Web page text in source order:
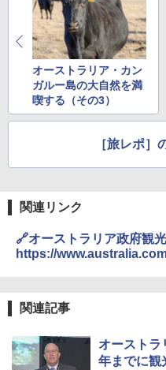
￥3,680
-08EX カ
レーム
￥14,800
着替えテ
オーストラリア・カン
ガルー島の大自然を満
喫する（その3）
［旅レポ］
関連リンク
🔗オーストラリア政府観
https://
関連記事
オーストラ
年までに観